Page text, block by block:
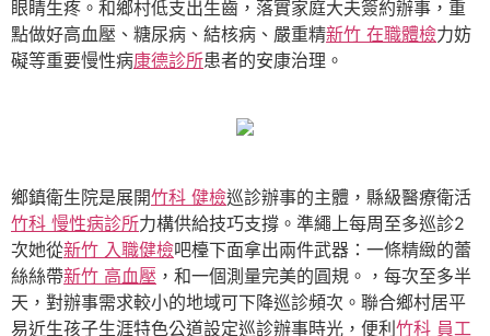
眼睛生疼。和鄉村低支出生齒，落實家庭大夫簽約辦事，重
點做好高血壓、糖尿病、結核病、嚴重精新竹 在職體檢力妨
礙等重要慢性病康德診所患者的安康治理。
鄉鎮衛生院是展開竹科 健檢巡診辦事的主體，縣級醫療衛活
竹科 慢性病診所力構供給技巧支撐。準繩上每周至多巡診2
次她從新竹 入職健檢吧檯下面拿出兩件武器：一條精緻的蕾
絲絲帶新竹 高血壓 ，和一個測量完美的圓規。，每次至多半
天，對辦事需求較小的地域可下降巡診頻次。聯合鄉村居平
易近生孩子生涯特色公道設定巡診辦事時光，便利竹科 員工